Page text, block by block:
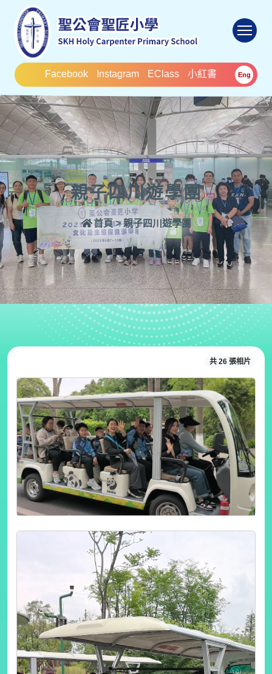
Facebook Instagram EClass 小紅書 Eng
親子四川遊學團
首頁 > 親子四川遊學團
共 26 張相片